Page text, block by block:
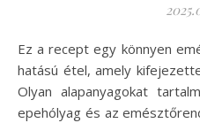
Ez a recept egy könnyen emészthető, gyulladáscsökkentő
hatású étel, amely
Olyan alapanyagokat
epehólyag és az